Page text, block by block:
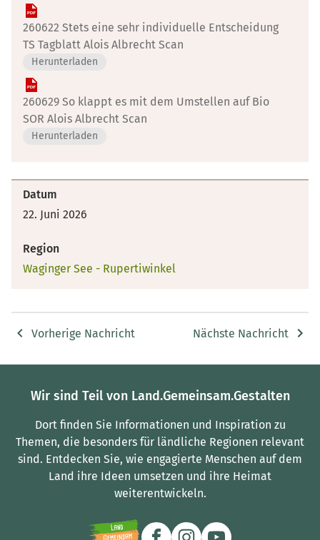
260622 Stets eine sehr individuelle Entscheidung
TS Tagblatt Alois Albrecht Scan
Herunterladen
260629 So klappt es mit dem Umstellen auf Bio
SOR Alois Albrecht Scan
Herunterladen
Datum
22. Juni 2026
Region
Waginger See - Rupertiwinkel
Vorherige Nachricht Nächste Nachricht
Wir sind Teil von Land.Gemeinsam.Gestalten
Dort finden Sie Informationen und Inspiration zu
Themen, die besonders für ländliche Regionen relevant
sind. Entdecken Sie, wie engagierte Menschen auf dem
Land ihre Ideen umsetzen und ihre Heimat
weiterentwickeln.